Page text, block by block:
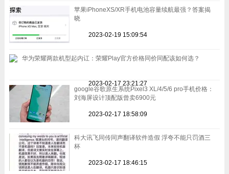
苹果iPhoneXS/XR手机电池容量续航最强？答案揭
晓
2023-02-19 15:09:54
华为荣耀两款机型起内讧：荣耀Play官方价格同价同配该如何选？
2023-02-17 23:21:27
google谷歌原生系统Pixel3 XL/4/5/6 pro手机价格：
刘海屏设计顶配版曾卖6900元
2023-02-17 18:58:09
科大讯飞同传同声翻译软件造假 浮夸不能只罚酒三
杯
2023-02-17 18:46:15